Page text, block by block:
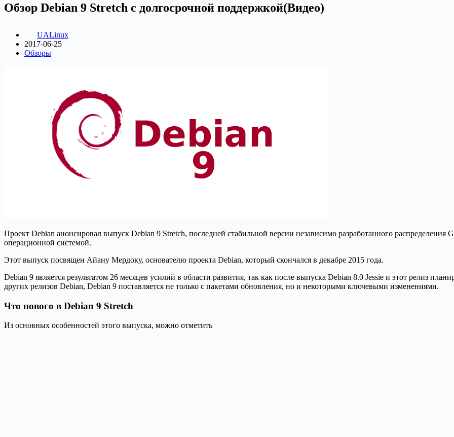
Обзор Debian 9 Stretch с долгосрочной поддержкой(Видео)
UALinux
2017-06-25
Обзоры
Проект Debian анонсировал выпуск Debian 9 Stretch, последней стабильной версии независимо разработанного
операционной системой.
Этот выпуск посвящен Айану Мердоку, основателю проекта Debian, который скончался в декабре 2015 года.
Debian 9 является результатом 26 месяцев усилий в области развития, так как после выпуска Debian 8.0 Jessie и этот релиз
других релизов Debian, Debian 9 поставляется не только с пакетами обновления, но и некоторыми ключевыми изменениями.
Что нового в Debian 9 Stretch
Из основных особенностей этого выпуска, можно отметить